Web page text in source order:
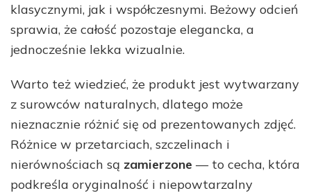
klasycznymi, jak i współczesnymi. Beżowy odcień
sprawia, że całość pozostaje elegancka, a
jednocześnie lekka wizualnie.
Warto też wiedzieć, że produkt jest wytwarzany
z surowców naturalnych, dlatego może
nieznacznie różnić się od prezentowanych zdjęć.
Różnice w przetarciach, szczelinach i
nierównościach są zamierzone — to cecha, która
podkreśla oryginalność i niepowtarzalny